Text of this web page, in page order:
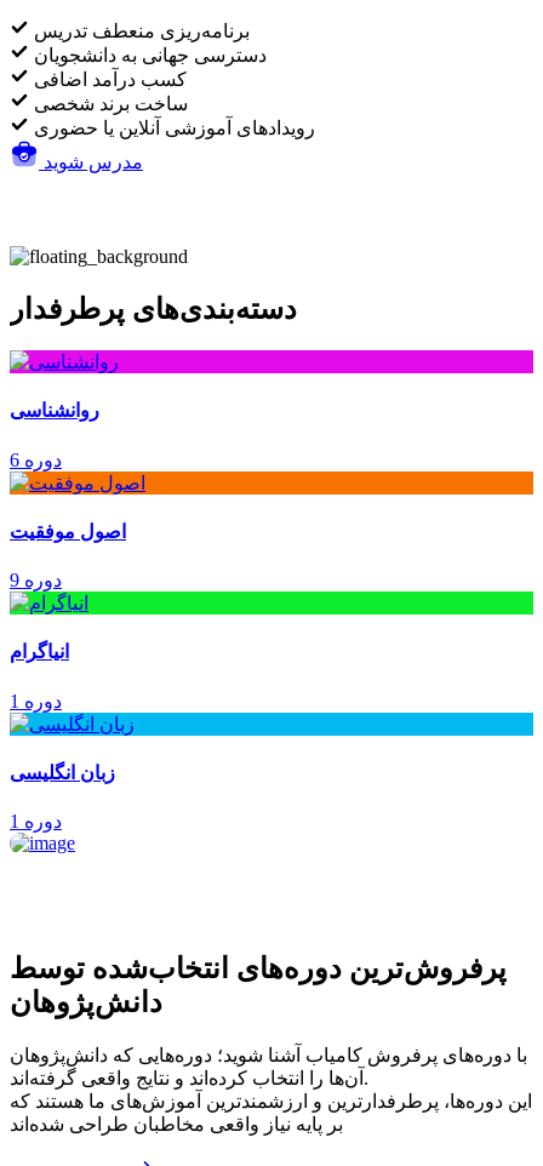
برنامه‌ریزی منعطف تدریس
دسترسی جهانی به دانشجویان
کسب درآمد اضافی
ساخت برند شخصی
رویدادهای آموزشی آنلاین یا حضوری
مدرس شوید
دسته‌بندی‌های پرطرفدار
روانشناسی
6 دوره
اصول موفقیت
9 دوره
انیاگرام
1 دوره
زبان انگلیسی
1 دوره
پرفروش‌ترین‌ دوره‌های انتخاب‌شده توسط
دانش‌پژوهان
با دوره‌های پرفروش کامیاب آشنا شوید؛ دوره‌هایی که دانش‌پژوهان
آن‌ها را انتخاب کرده‌اند و نتایج واقعی گرفته‌اند.
این دوره‌ها، پرطرفدارترین و ارزشمندترین آموزش‌های ما هستند که
بر پایه نیاز واقعی مخاطبان طراحی شده‌اند